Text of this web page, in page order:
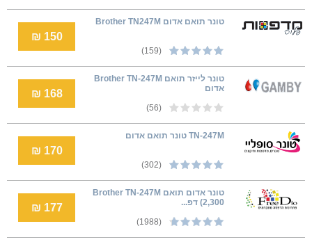
טונר תואם אדום Brother TN247M
(159)
150 ₪
טונר לייזר תואם Brother TN-247M
אדום
(56)
168 ₪
TN-247M טונר תואם אדום
(302)
170 ₪
טונר אדום תואם Brother TN-247M
(2,300 דפ...
(1988)
177 ₪